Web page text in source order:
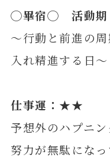
◯畢宿◯ 活動期
～行動と前進の
入れ精進する日～
仕事運：★★
予想外のハプニン
努力が無駄にな